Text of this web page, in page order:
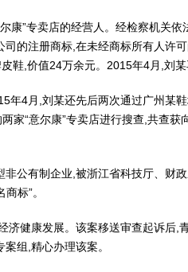
康”专卖店的经营人。经检察机关
司的注册商标,在未经商标所有人许
鞋,价值24万余元。2015年4月,刘
4月,刘某还先后两次通过广州某
家“意尔康”专卖店进行搜查,共查获
公有制企业,被浙江省科技厅、财
标”。
济健康发展。该案移送审查起诉后,
组,精心办理该案。